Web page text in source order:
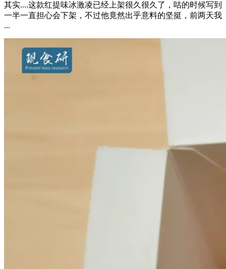
其实....这款红提味冰激凌已经上架很久很久了，咕的时候写到
一半一直担心会下架，不过他竟然出乎意料的坚挺，前两天我
...